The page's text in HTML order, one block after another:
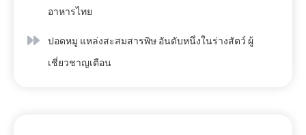
อาหารไทย
ปอดหมู แหล่งสะสมสารพิษ อันดับหนึ่งในร่างสัตว์ ผู้
เชี่ยวชาญเตือน